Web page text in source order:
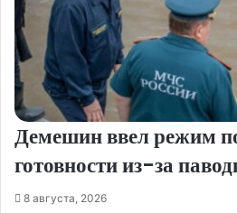
Демешин ввел режим
готовности из-за
8 августа, 2026